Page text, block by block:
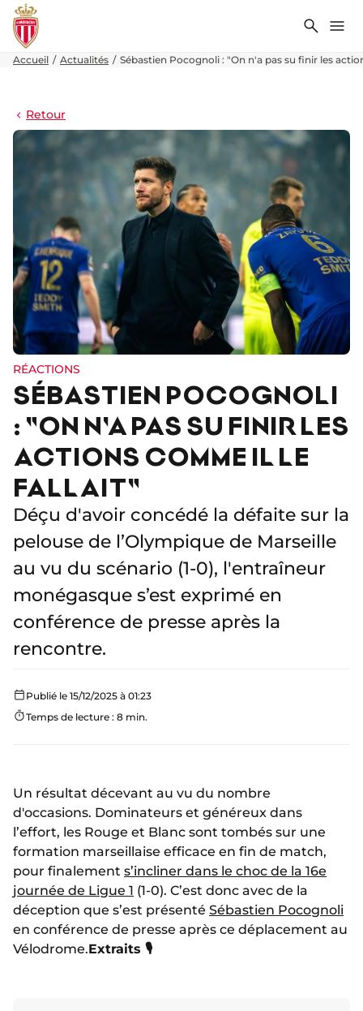
Accueil Actualités Sébastien Pocognoli : "On n'a pas su finir les
Retour
RÉACTIONS
SÉBASTIEN POCOGNOLI
: "ON N'A PAS SU FINIR LES
ACTIONS COMME IL LE
FALLAIT"
Déçu d'avoir concédé la défaite sur la
pelouse de l’Olympique de Marseille
au vu du scénario (1-0), l'entraîneur
monégasque s’est exprimé en
conférence de presse après la
rencontre.
Publié le 15/12/2025 à 01:23
Temps de lecture : 8 min.
Un résultat décevant au vu du nombre
d'occasions. Dominateurs et généreux dans
l’effort, les Rouge et Blanc sont tombés sur une
formation marseillaise efficace en fin de match,
pour finalement s’incliner dans le choc de la 16e
journée de Ligue 1 (1-0). C’est donc avec de la
déception que s’est présenté Sébastien Pocognoli
en conférence de presse après ce déplacement au
Vélodrome.Extraits 🎙️